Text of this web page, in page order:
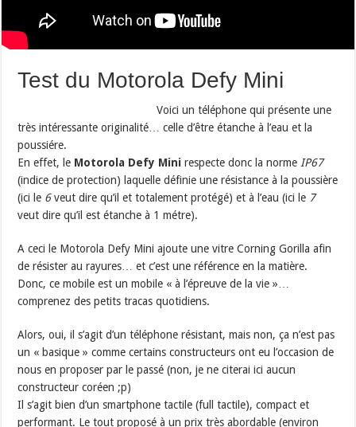
Test du Motorola Defy Mini
Voici un téléphone qui présente une
très intéressante originalité… celle d’être étanche à l’eau et la
poussiére.
En effet, le Motorola Defy Mini respecte donc la normeIP67
(indice de protection) laquelle définie une résistance à la poussière
(ici le 6veut dire qu’il et totalement protégé) et à l’eau (ici le 7
veut dire qu’il est étanche à 1 métre).
A ceci le Motorola Defy Mini ajoute une vitre Corning Gorilla afin
de résister au rayures… et c’est une référence en la matière.
Donc, ce mobile est un mobile « à l’épreuve de la vie »…
comprenez des petits tracas quotidiens.
Alors, oui, il s’agit d’un téléphone résistant, mais non, ça n’est pas
un « basique » comme certains constructeurs ont eu l’occasion de
nous en proposer par le passé (non, je ne citerai ici aucun
constructeur coréen ;p)
Il s’agit bien d’un smartphone tactile (full tactile), compact et
performant. Le tout proposé à un prix très abordable (environ